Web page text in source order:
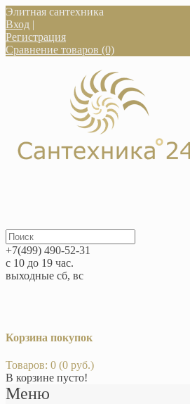
Элитная сантехника
Вход |
Регистрация
Сравнение товаров (0)
+7(499) 490-52-31
с 10 до 19 час.
выходные сб, вс
Корзина покупок
Товаров: 0 (0 руб.)
В корзине пусто!
Меню